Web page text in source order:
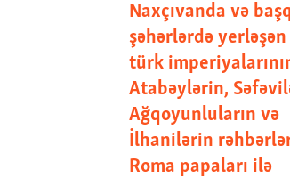
Naxçıvanda və
şəhərlərdə
türk
Atabəylərin,
Ağqoyunluların və
İlhanilərin
Roma papaları ilə